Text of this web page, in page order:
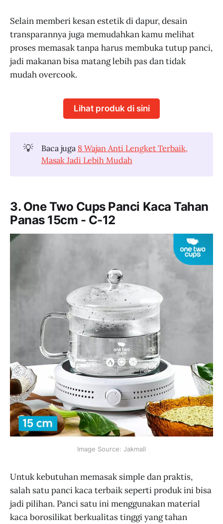
Selain memberi kesan estetik di dapur, desain
transparannya juga memudahkan kamu melihat
proses memasak tanpa harus membuka tutup panci,
jadi makanan bisa matang lebih pas dan tidak
mudah overcook.
Lihat produk di sini
💡 Baca juga 8 Wajan Anti Lengket Terbaik,
Masak Jadi Lebih Mudah
3. One Two Cups Panci Kaca Tahan
Panas 15cm - C-12
Image Source: Jakmall
Untuk kebutuhan memasak simple dan praktis,
salah satu panci kaca terbaik seperti produk ini bisa
jadi pilihan. Panci satu ini menggunakan material
kaca borosilikat berkualitas tinggi yang tahan